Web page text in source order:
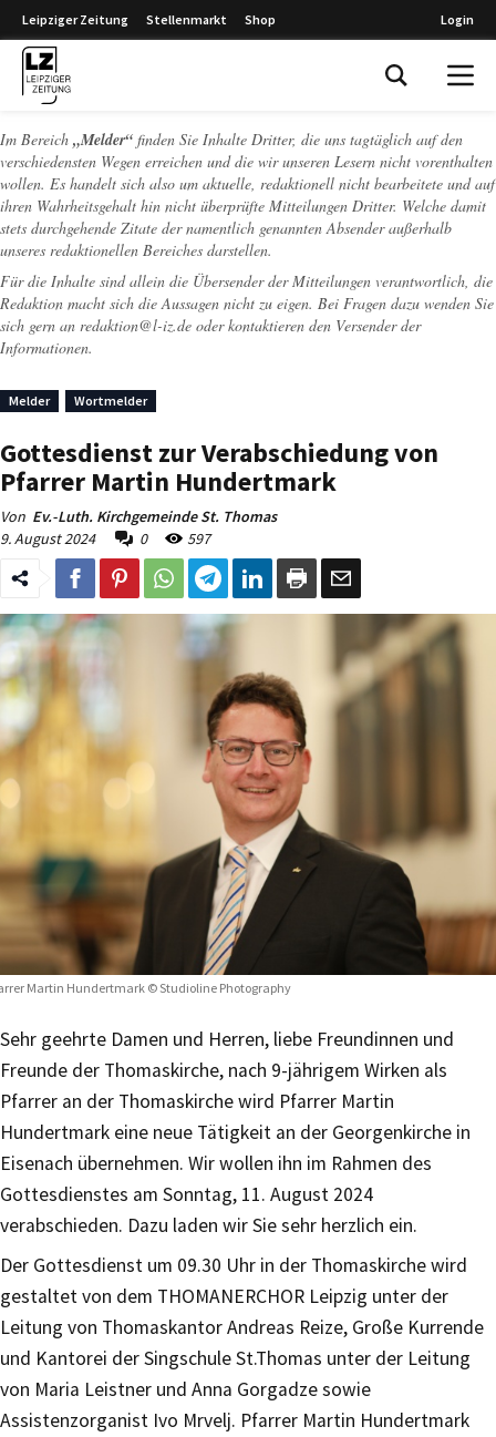
Leipziger Zeitung Stellenmarkt Shop Login
Im Bereich „Melder“ finden Sie Inhalte Dritter, die uns tagtäglich auf den
verschiedensten Wegen erreichen und die wir unseren Lesern nicht vorenthalten
wollen. Es handelt sich also um aktuelle, redaktionell nicht bearbeitete und auf
ihren Wahrheitsgehalt hin nicht überprüfte Mitteilungen Dritter. Welche damit
stets durchgehende Zitate der namentlich genannten Absender außerhalb
unseres redaktionellen Bereiches darstellen.
Für die Inhalte sind allein die Übersender der Mitteilungen verantwortlich, die
Redaktion macht sich die Aussagen nicht zu eigen. Bei Fragen dazu wenden Sie
sich gern an redaktion@l-iz.de oder kontaktieren den Versender der
Informationen.
Melder Wortmelder
Gottesdienst zur Verabschiedung von
Pfarrer Martin Hundertmark
Von Ev.-Luth. Kirchgemeinde St. Thomas
9. August 2024
0 597
Martin Hundertmark © Studioline Photography
Sehr geehrte Damen und Herren, liebe Freundinnen und
Freunde der Thomaskirche, nach 9-jährigem Wirken als
Pfarrer an der Thomaskirche wird Pfarrer Martin
Hundertmark eine neue Tätigkeit an der Georgenkirche in
Eisenach übernehmen. Wir wollen ihn im Rahmen des
Gottesdienstes am Sonntag, 11. August 2024
verabschieden. Dazu laden wir Sie sehr herzlich ein.
Der Gottesdienst um 09.30 Uhr in der Thomaskirche wird
gestaltet von dem THOMANERCHOR Leipzig unter der
Leitung von Thomaskantor Andreas Reize, Große Kurrende
und Kantorei der Singschule St.Thomas unter der Leitung
von Maria Leistner und Anna Gorgadze sowie
Assistenzorganist Ivo Mrvelj. Pfarrer Martin Hundertmark